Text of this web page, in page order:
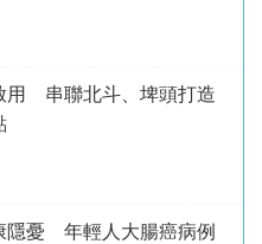
用 串聯北斗、埤頭打造
隱憂 年輕人大腸癌病例